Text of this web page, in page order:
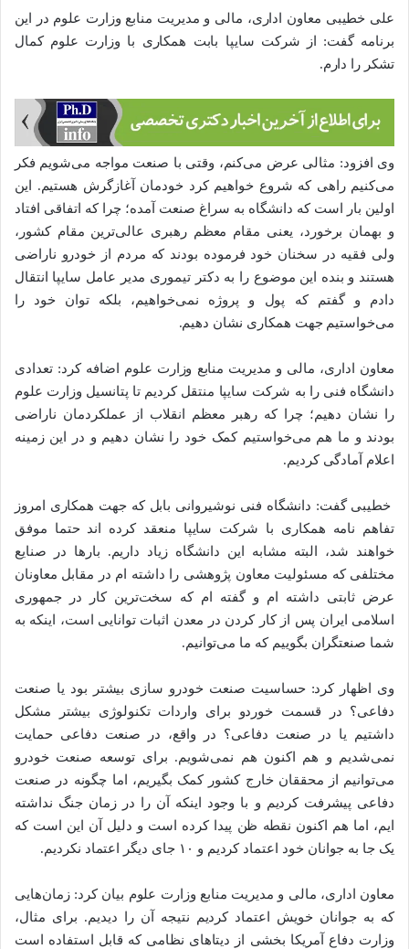
علی خطیبی معاون اداری، مالی و مدیریت منابع وزارت علوم در این
برنامه گفت: از شرکت سایپا بابت همکاری با وزارت علوم کمال
تشکر را دارم.
وی افزود: مثالی عرض می‌کنم، وقتی با صنعت مواجه می‌شویم فکر
می‌کنیم راهی که شروع خواهیم کرد خودمان آغازگرش هستیم. این
اولین بار است که دانشگاه به سراغ صنعت آمده؛ چرا که اتفاقی افتاد
و بهمان برخورد، یعنی مقام معظم رهبری عالی‌ترین مقام کشور،
ولی فقیه در سخنان خود فرموده بودند که مردم از خودرو ناراضی
هستند و بنده این موضوع را به دکتر تیموری مدیر عامل سایپا انتقال
دادم و گفتم که پول و پروژه نمی‌خواهیم، بلکه توان خود را
می‌خواستیم جهت همکاری نشان دهیم.
معاون اداری، مالی و مدیریت منابع وزارت علوم اضافه کرد: تعدادی
دانشگاه فنی را به شرکت سایپا منتقل کردیم تا پتانسیل وزارت علوم
را نشان دهیم؛ چرا که رهبر معظم انقلاب از عملکردمان ناراضی
بودند و ما هم می‌خواستیم کمک خود را نشان دهیم و در این زمینه
اعلام آمادگی کردیم.
خطیبی گفت: دانشگاه فنی نوشیروانی بابل که جهت همکاری امروز
تفاهم نامه همکاری با شرکت سایپا منعقد کرده اند حتما موفق
خواهند شد، البته مشابه این دانشگاه زیاد داریم. بار‌ها در صنایع
مختلفی که مسئولیت معاون پژوهشی را داشته ام در مقابل معاونان
عرض ثابتی داشته ام و گفته ام که سخت‌ترین کار در جمهوری
اسلامی ایران پس از کار کردن در معدن اثبات توانایی است، اینکه به
شما صنعتگران بگوییم که ما می‌توانیم.
وی اظهار کرد: حساسیت صنعت خودرو سازی بیشتر بود یا صنعت
دفاعی؟ در قسمت خوردو برای واردات تکنولوژی بیشتر مشکل
داشتیم یا در صنعت دفاعی؟ در واقع، در صنعت دفاعی حمایت
نمی‌شدیم و هم اکنون هم نمی‌شویم. برای توسعه صنعت خودرو
می‌توانیم از محققان خارج کشور کمک بگیریم، اما چگونه در صنعت
دفاعی پیشرفت کردیم و با وجود اینکه آن را در زمان جنگ نداشته
ایم، اما هم اکنون نقطه ظن پیدا کرده است و دلیل آن این است که
یک جا به جوانان خود اعتماد کردیم و ۱۰ جای دیگر اعتماد نکردیم.
معاون اداری، مالی و مدیریت منابع وزارت علوم بیان کرد: زمان‌هایی
که به جوانان خویش اعتماد کردیم نتیجه آن را دیدیم. برای مثال،
وزارت دفاع آمریکا بخشی از دیتا‌های نظامی که قابل استفاده است